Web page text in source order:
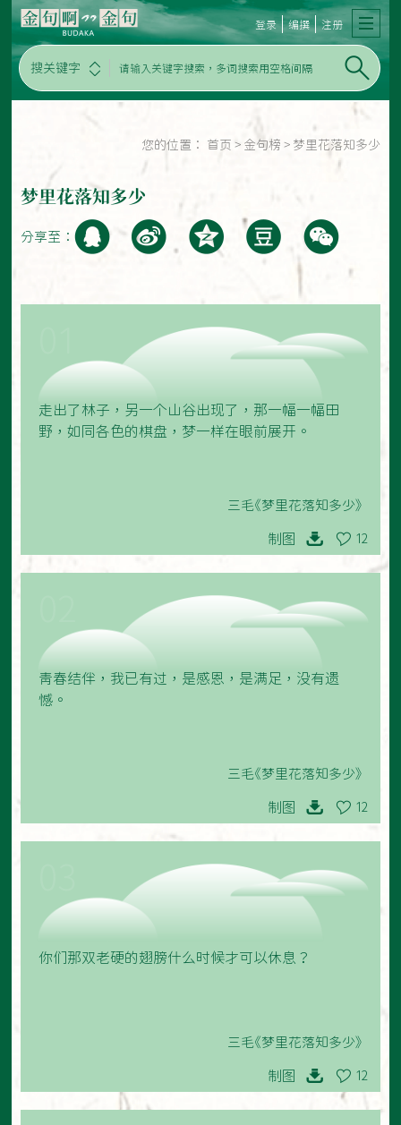
搜关键字
登录 编撰 注册
您的位置： 首页 > 金句榜 > 梦里花落知多少
梦里花落知多少
分享至：
走出了林子，另一个山谷出现了，那一幅一幅田
野，如同各色的棋盘，梦一样在眼前展开。
三毛《梦里花落知多少》
制图 12
青春结伴，我已有过，是感恩，是满足，没有遗
憾。
三毛《梦里花落知多少》
制图 12
你们那双老硬的翅膀什么时候才可以休息？
三毛《梦里花落知多少》
制图 12